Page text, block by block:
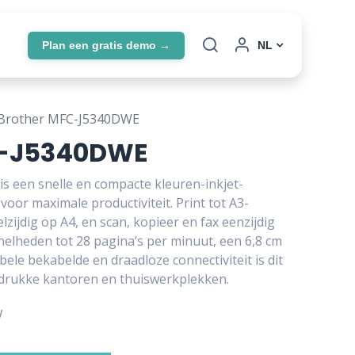
Plan een gratis demo → NL
MFC-J5340DWE
een snelle en compacte kleuren-inkjet-
maximale productiviteit. Print tot A3-
op A4, en scan, kopieer en fax eenzijdig
tot 28 pagina’s per minuut, een 6,8 cm
bekabelde en draadloze connectiviteit is dit
kantoren en thuiswerkplekken.